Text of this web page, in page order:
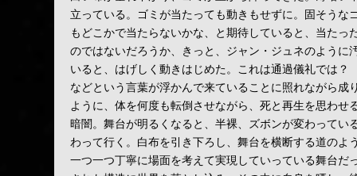
立っている。ゴミが当たっても動きもせずに。固そう
もどこかで当たらないかな、と期待していると、当た
のではないだろうか、きっと、ジャン・ジュネのよう
いると、はげしく動きはじめた。これは通過儀礼では
などという言葉が浮かんで来ていることに照れながら
ように、体を何度も転倒させながら、死と再生を思わ
暗闇。舞台が明るくなると、半裸、ズボンが変わって
わって行く。白布を引き下ろし、舞台を横断する道のよ
一つ一つ丁寧に場面を考えて実現していっている舞台